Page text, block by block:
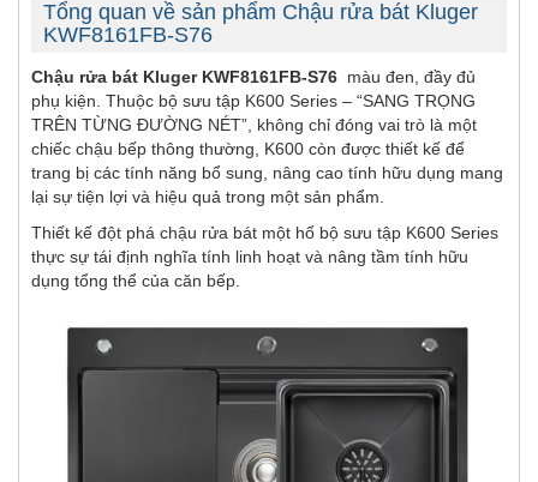
Tổng quan về sản phẩm Chậu rửa bát Kluger
KWF8161FB-S76
Chậu rửa bát Kluger KWF8161FB-S76 màu đen, đầy đủ
phụ kiện. Thuộc bộ sưu tập K600 Series – “SANG TRỌNG
TRÊN TỪNG ĐƯỜNG NÉT”, không chỉ đóng vai trò là một
chiếc chậu bếp thông thường, K600 còn được thiết kế để
trang bị các tính năng bổ sung, nâng cao tính hữu dụng mang
lại sự tiện lợi và hiệu quả trong một sản phẩm.
Thiết kế đột phá chậu rửa bát một hố bộ sưu tập K600 Series
thực sự tái định nghĩa tính linh hoạt và nâng tầm tính hữu
dụng tổng thể của căn bếp.